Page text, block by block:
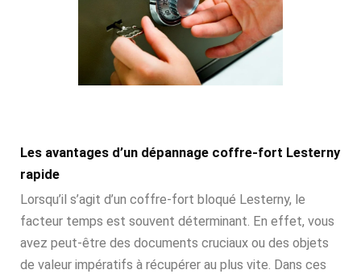
Les avantages d’un dépannage coffre-fort Lesterny
rapide
Lorsqu’il s’agit d’un coffre-fort bloqué Lesterny, le
facteur temps est souvent déterminant. En effet, vous
avez peut-être des documents cruciaux ou des objets
de valeur impératifs à récupérer au plus vite. Dans ces